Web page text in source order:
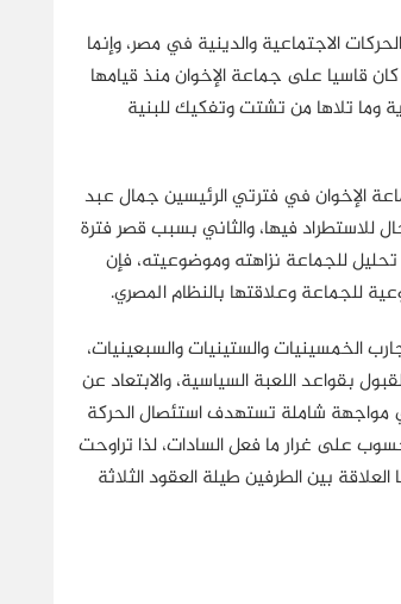
الاجتماعية والدينية في مصر، وإنما
قاسيا على جماعة الإخوان منذ قيامها
وما تلاها من تشتت وتفكيك للبنية
الإخوان في فترتي الرئيسين جمال عبد
للاستطراد فيها، والثاني بسبب قصر فترة
للجماعة نزاهته وموضوعيته، فإن
للجماعة وعلاقتها بالنظام المصري.
الخمسينيات والستينيات والسبعينيات،
بقواعد اللعبة السياسية، والابتعاد عن
شاملة تستهدف استئصال الحركة
على غرار ما فعل السادات، لذا تراوحت
بين الطرفين طيلة العقود الثلاثة